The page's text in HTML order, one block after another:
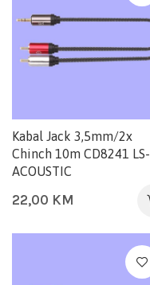
Kabal Jack 3,5mm/2x
Chinch 10m CD8241 LS-
ACOUSTIC
22,00 KM